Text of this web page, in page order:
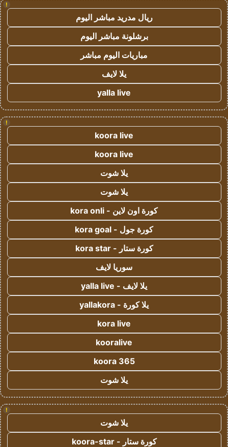
!
ريال مدريد مباشر اليوم
برشلونة مباشر اليوم
مباريات اليوم مباشر
يلا لايف
yalla live
!
koora live
koora live
يلا شوت
يلا شوت
كورة اون لاين - kora onli
كورة جول - kora goal
كورة ستار - kora star
سوريا لايف
يلا لايف - yalla live
يلا كورة - yallakora
kora live
kooralive
koora 365
يلا شوت
!
يلا شوت
كورة ستار - koora-star